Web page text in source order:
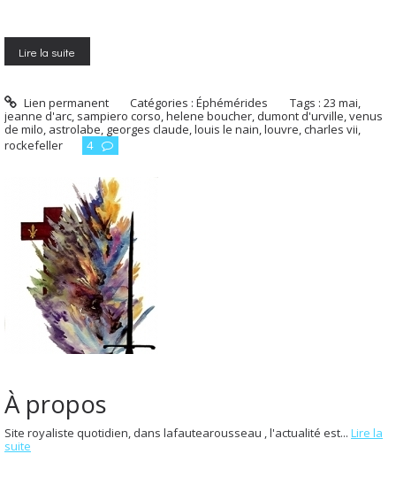
Lire la suite
Lien permanent Catégories :Éphémérides Tags :23 mai,
jeanne d'arc, sampiero corso,helene boucher, dumont d'urville,venus
de milo, astrolabe, georges claude,louis le nain,louvre,charles vii,
rockefeller
4
À propos
Site royaliste quotidien, dans lafautearousseau , l'actualité est... Lire la
suite